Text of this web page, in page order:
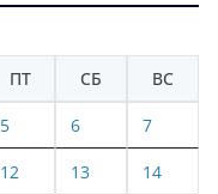
ПТ СБ ВС
5 6 7
12 13 14